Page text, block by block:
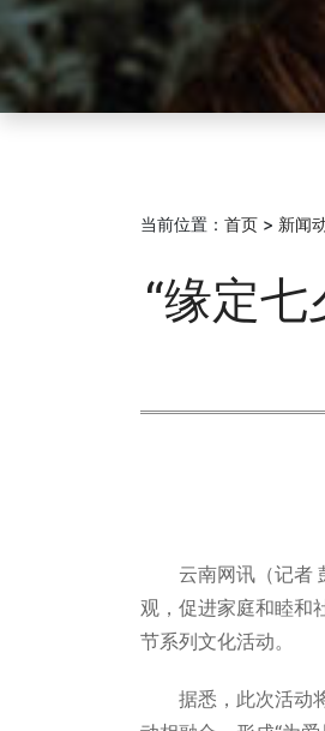
当前位置： 首页 > 新闻
“缘定
云南网讯（记者
观，促进家庭和睦和
节系列文化活动。
据悉，此次活动